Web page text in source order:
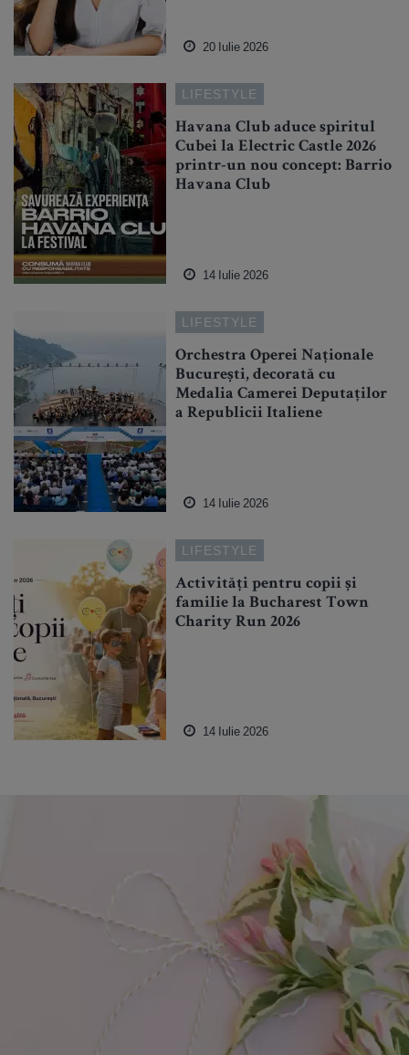
20 Iulie 2026
LIFESTYLE
Havana Club aduce spiritul
Cubei la Electric Castle 2026
printr-un nou concept: Barrio
Havana Club
14 Iulie 2026
LIFESTYLE
Orchestra Operei Naționale
București, decorată cu
Medalia Camerei Deputaților
a Republicii Italiene
14 Iulie 2026
LIFESTYLE
Activități pentru copii și
familie la Bucharest Town
Charity Run 2026
14 Iulie 2026